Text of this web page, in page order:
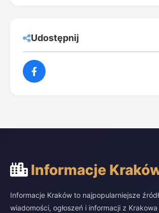
Udostępnij
Informacje
Informacje Kraków to najpopularniejsze
wiadomości, ogłoszeń i informacji z